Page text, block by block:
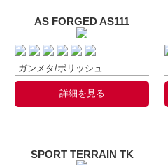
AS FORGED AS111
ガンメタ/ポリッシュ
詳細を見る
SPORT TERRAIN TK